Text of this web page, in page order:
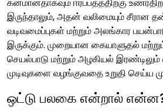
இருந்தாலும், அதன் வலிமையும் சீரான
வடிவமைப்புகள் மற்றும் அலங்கார
இருக்கும். முறையான கையாளுதல்
செயல்பாடு மற்றும் அழகியல் இரண்டிலும்
முடிவுகளை வழங்குவதை உறுதி செய்ய
ஒட்டு பலகை என்றால்